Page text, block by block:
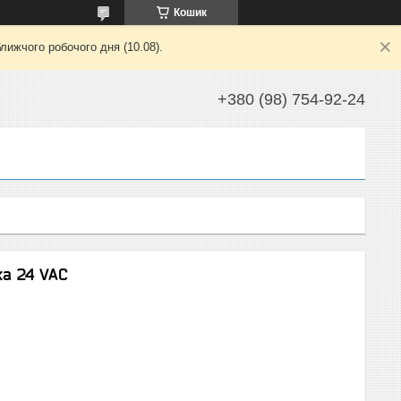
Кошик
робочого дня (10.08).
+380 (98) 754-92-24
24 VAC